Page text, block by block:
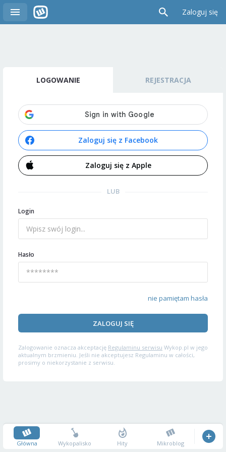
Zaloguj się
LOGOWANIE REJESTRACJA
Zaloguj się z Facebook
Zaloguj się z Apple
LUB
Login
Hasło
nie pamiętam hasła
ZALOGUJ SIĘ
Zalogowanie oznacza akceptację Regulaminu serwisu Wykop.pl w jego
aktualnym brzmieniu. Jeśli nie akceptujesz Regulaminu w całości,
prosimy o niekorzystanie z serwisu.
Główna Wykopalisko Hity Mikroblog